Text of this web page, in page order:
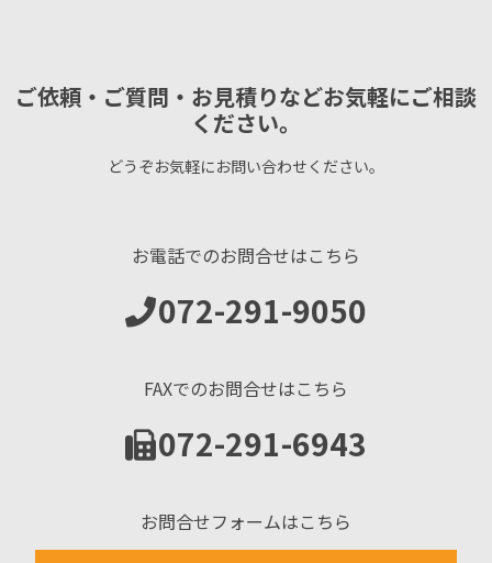
ご依頼・ご質問・お見積りなどお気軽にご相談
ください。
どうぞお気軽にお問い合わせください。
お電話でのお問合せはこちら
072-291-9050
FAXでのお問合せはこちら
072-291-6943
お問合せフォームはこちら